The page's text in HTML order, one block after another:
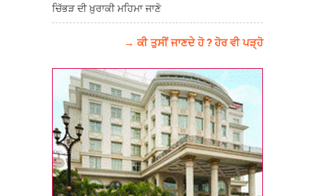
ਚਿੱਭੜ ਦੀ ਖ਼ੁਰਾਕੀ ਮਹਿਮਾ ਜਾਣੋ
→ ਕੀ ਤੁਸੀਂ ਜਾਣਦੇ ਹੋ ? ਹੋਰ ਵੀ ਪੜ੍ਹੋ